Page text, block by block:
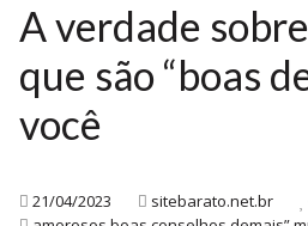
Programa de Patrocinados
Marketplace
Blog
A verdade
que são “boas
você
21/04/2023 sitebarato.net.br